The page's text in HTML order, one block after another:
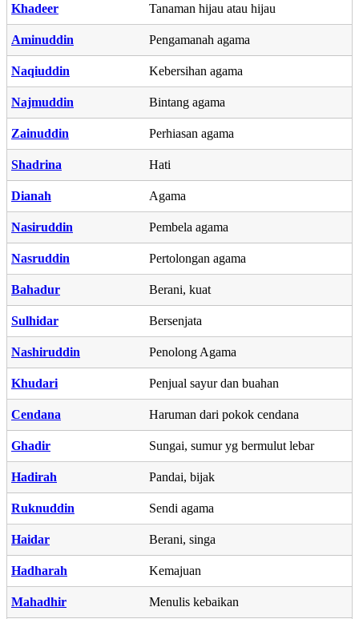
Khadeer Tanaman hijau atau hijau
Aminuddin Pengamanah agama
Naqiuddin Kebersihan agama
Najmuddin Bintang agama
Zainuddin Perhiasan agama
Shadrina Hati
Dianah Agama
Nasiruddin Pembela agama
Nasruddin Pertolongan agama
Bahadur Berani, kuat
Sulhidar Bersenjata
Nashiruddin Penolong Agama
Khudari Penjual sayur dan buahan
Cendana Haruman dari pokok cendana
Ghadir Sungai, sumur yg bermulut lebar
Hadirah Pandai, bijak
Ruknuddin Sendi agama
Haidar Berani, singa
Hadharah Kemajuan
Mahadhir Menulis kebaikan